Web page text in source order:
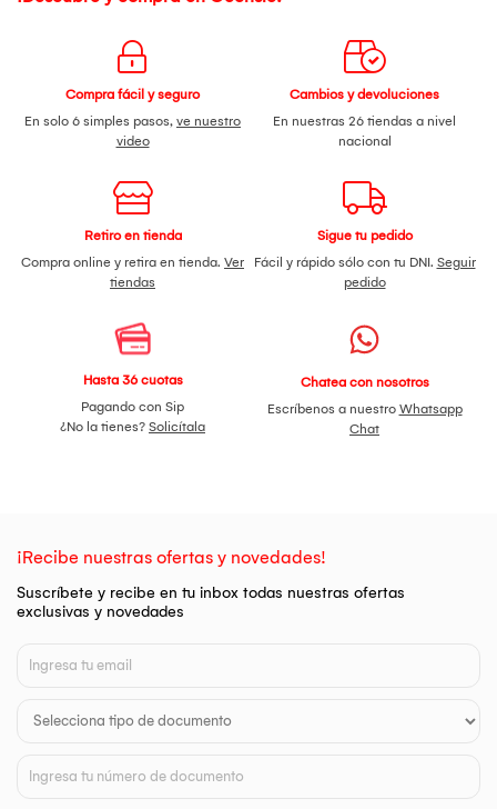
Compra fácil y seguro
En solo 6 simples pasos, ve nuestro
video
Cambios y devoluciones
En nuestras 26 tiendas a nivel
nacional
Retiro en tienda
Compra online y retira en tienda. Ver
tiendas
Sigue tu pedido
Fácil y rápido sólo con tu DNI. Seguir
pedido
Hasta 36 cuotas
Pagando con Sip
¿No la tienes? Solicítala
Chatea con nosotros
Escríbenos a nuestro Whatsapp
Chat
¡Recibe nuestras ofertas y novedades!
Suscríbete y recibe en tu inbox todas nuestras ofertas
exclusivas y novedades